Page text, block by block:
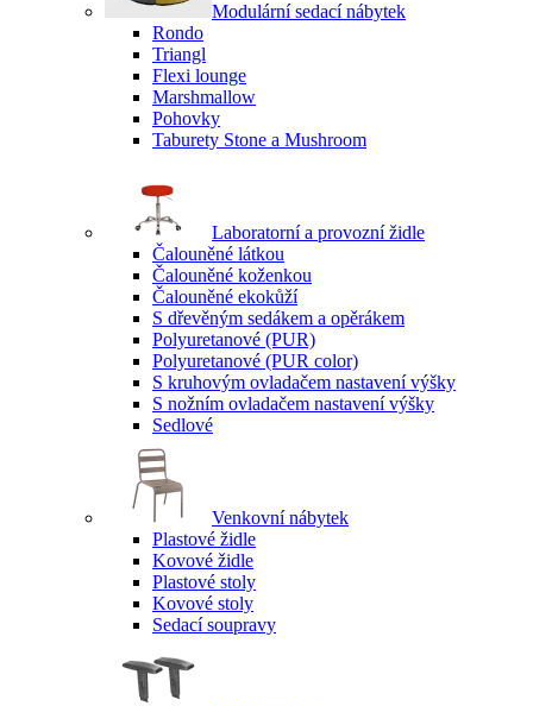
Modulární sedací nábytek
Rondo
Triangl
Flexi lounge
Marshmallow
Pohovky
Taburety Stone a Mushroom
Laboratorní a provozní židle
Čalouněné látkou
Čalouněné koženkou
Čalouněné ekokůží
S dřevěným sedákem a opěrákem
Polyuretanové (PUR)
Polyuretanové (PUR color)
S kruhovým ovladačem nastavení výšky
S nožním ovladačem nastavení výšky
Sedlové
Venkovní nábytek
Plastové židle
Kovové židle
Plastové stoly
Kovové stoly
Sedací soupravy